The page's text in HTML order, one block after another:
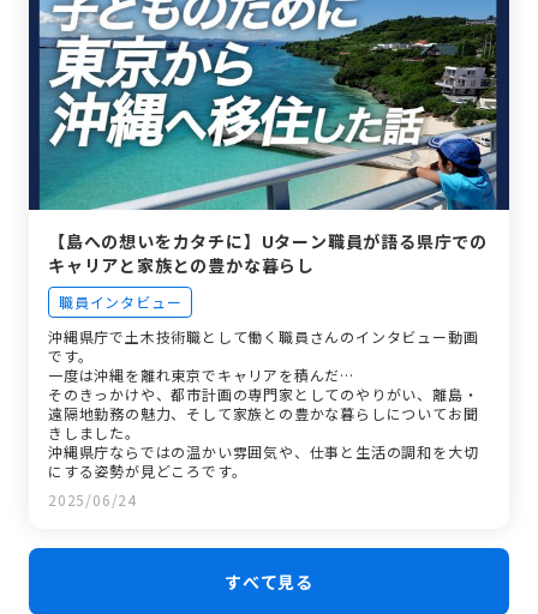
【島への想いをカタチに】Uターン職員が語る県庁での
キャリアと家族との豊かな暮らし
職員インタビュー
沖縄県庁で土木技術職として働く職員さんのインタビュー動画
です。
一度は沖縄を離れ東京でキャリアを積んだ…
そのきっかけや、都市計画の専門家としてのやりがい、離島・
遠隔地勤務の魅力、そして家族との豊かな暮らしについてお聞
きしました。
沖縄県庁ならではの温かい雰囲気や、仕事と生活の調和を大切
にする姿勢が見どころです。
2025/06/24
すべて見る